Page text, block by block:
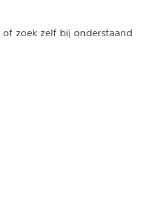
zoek zelf bij onderstaand